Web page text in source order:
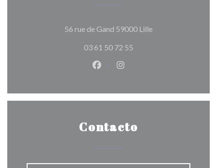
56 rue de Gand 59000 Lille((abre en una
03 61 50 72 55
Facebook ((abre en una nueva
Instagram ((abre en una
Contacto